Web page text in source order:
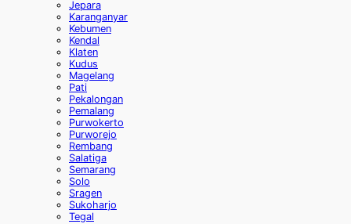
Jepara
Karanganyar
Kebumen
Kendal
Klaten
Kudus
Magelang
Pati
Pekalongan
Pemalang
Purwokerto
Purworejo
Rembang
Salatiga
Semarang
Solo
Sragen
Sukoharjo
Tegal